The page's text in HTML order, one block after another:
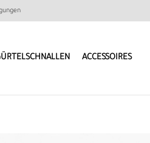
ACCESSOIRES